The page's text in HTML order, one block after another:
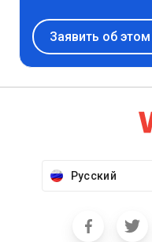
Заявить об
Русский